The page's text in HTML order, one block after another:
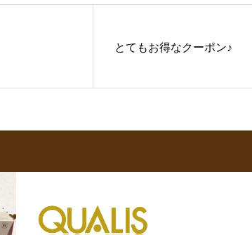
とてもお得なクーポン♪